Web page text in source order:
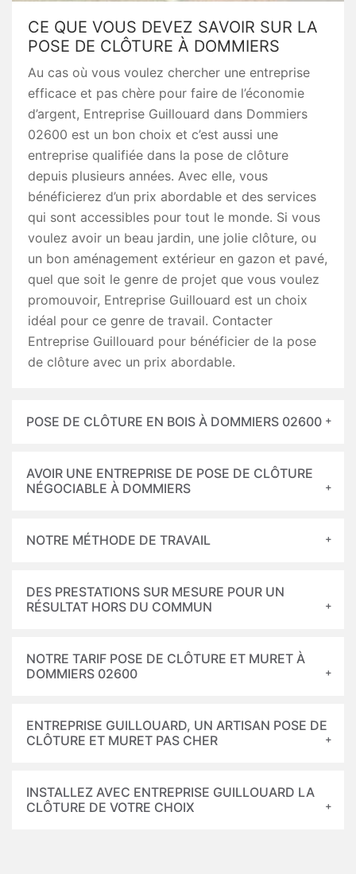
CE QUE VOUS DEVEZ SAVOIR SUR LA
POSE DE CLÔTURE À DOMMIERS
Au cas où vous voulez chercher une entreprise
efficace et pas chère pour faire de l’économie
d’argent, Entreprise Guillouard dans Dommiers
02600 est un bon choix et c’est aussi une
entreprise qualifiée dans la pose de clôture
depuis plusieurs années. Avec elle, vous
bénéficierez d’un prix abordable et des services
qui sont accessibles pour tout le monde. Si vous
voulez avoir un beau jardin, une jolie clôture, ou
un bon aménagement extérieur en gazon et pavé,
quel que soit le genre de projet que vous voulez
promouvoir, Entreprise Guillouard est un choix
idéal pour ce genre de travail. Contacter
Entreprise Guillouard pour bénéficier de la pose
de clôture avec un prix abordable.
POSE DE CLÔTURE EN BOIS À DOMMIERS 02600
AVOIR UNE ENTREPRISE DE POSE DE CLÔTURE
NÉGOCIABLE À DOMMIERS
NOTRE MÉTHODE DE TRAVAIL
DES PRESTATIONS SUR MESURE POUR UN
RÉSULTAT HORS DU COMMUN
NOTRE TARIF POSE DE CLÔTURE ET MURET À
DOMMIERS 02600
ENTREPRISE GUILLOUARD, UN ARTISAN POSE DE
CLÔTURE ET MURET PAS CHER
INSTALLEZ AVEC ENTREPRISE GUILLOUARD LA
CLÔTURE DE VOTRE CHOIX